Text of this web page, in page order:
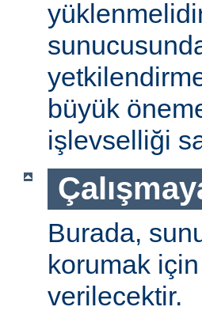
büyük
işlevselliği
Burada,
korumak
verilecektir.